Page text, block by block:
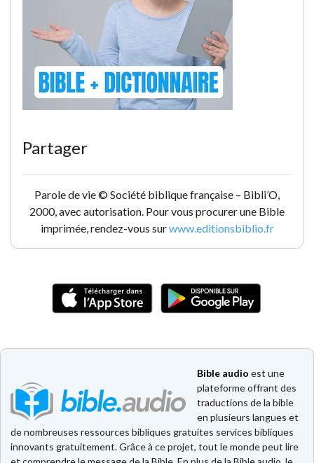
Partager
Parole de vie © Société biblique française – Bibli’O,
2000, avec autorisation. Pour vous procurer une Bible
imprimée, rendez-vous surwww.editionsbiblio.fr
Bible audio est une
plateforme offrant des
traductions de la bible
en plusieurs langues et
de nombreuses ressources bibliques gratuites services bibliques
innovants gratuitement. Grâce à ce projet, tout le monde peut lire